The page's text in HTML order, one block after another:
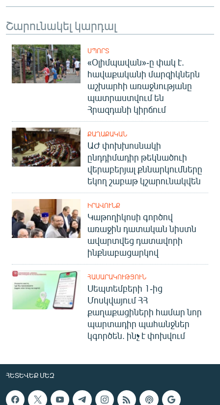
Շարունակել կարդալ
ՍՊՈՐՏ
«Օլիմպավան»-ը փակ է.
հավաքականի մարզիկներն
աշխարհի առաջնությանը
պատրաստվում են
Հրազդանի կիրճում
ՔԱՂԱՔԱԿԱՆ
ԱԺ փոխխոսնակի
ընդդիմադիր թեկնածուի
վերաբերյալ քննարկումները
եկող շաբաթ կշարունակվեն
ԻՐԱՎՈՒՆՔ
Կաթողիկոսի գործով
առաջին դատական նիստն
ավարտվեց դատավորի
ինքնաբացարկով
ՀԱՍԱՐԱԿՈՒԹՅՈՒՆ
Սեպտեմբերի 1-ից
Մոսկվայում ՀՀ
քաղաքացիների համար նոր
պարտադիր պահանջներ
կգործեն. ինչ է փոխվում
ՀԵՏԵՎԵՔ ՄԵԶ